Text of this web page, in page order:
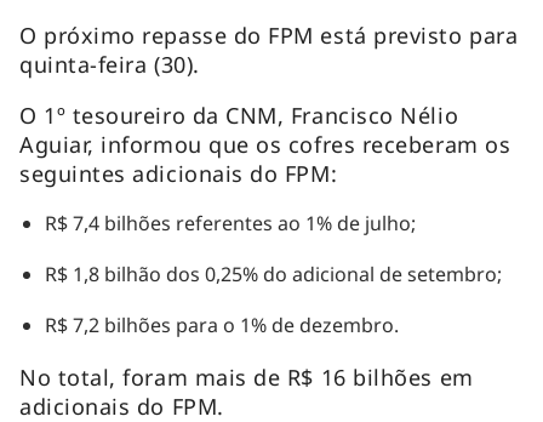
O próximo repasse do FPM está previsto para
quinta-feira (30).
O 1º tesoureiro da CNM, Francisco Nélio
Aguiar, informou que os cofres receberam os
seguintes adicionais do FPM:
R$ 7,4 bilhões referentes ao 1% de julho;
R$ 1,8 bilhão dos 0,25% do adicional de setembro;
R$ 7,2 bilhões para o 1% de dezembro.
No total, foram mais de R$ 16 bilhões em
adicionais do FPM.